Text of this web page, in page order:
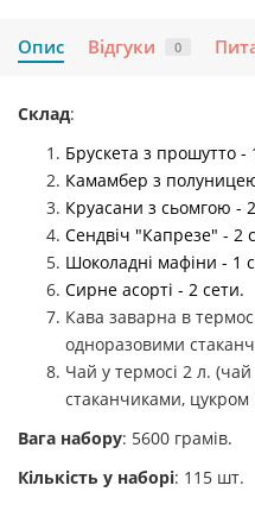
Опис Відгуки 0
Склад:
Брускета з прошутто -
Камамбер з
Круасани з сьомгою -
Сендвіч "Капрезе" - 2
Шоколадні мафіни - 1
Сирне асорті - 2 сети.
Кава заварна в
одноразовими
Чай у термосі 2 л.
стаканчиками, цукром
Вага набору: 5600 грамів.
Кількість у наборі: 115 шт.